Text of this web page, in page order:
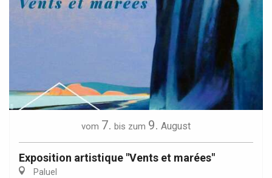
vom 7. bis zum 9. August
Exposition artistique "Vents et marées"
Paluel